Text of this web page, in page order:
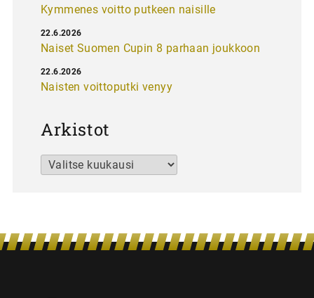
Kymmenes voitto putkeen naisille
Naiset Suomen Cupin 8 parhaan joukkoon
22.6.2026
Naisten voittoputki venyy
22.6.2026
Arkistot
Arkistot